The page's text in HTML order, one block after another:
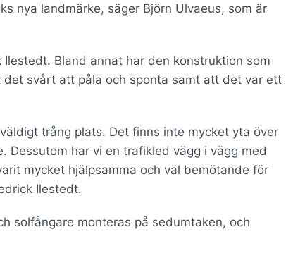
nya landmärke, säger Björn Ulvaeus, som är
Bland annat har den konstruktion som
svårt att påla och sponta samt att det var ett
trång plats. Det finns inte mycket yta över
Dessutom har vi en trafikled vägg i vägg med
mycket hjälpsamma och väl bemötande för
Ilestedt.
solfångare monteras på sedumtaken, och